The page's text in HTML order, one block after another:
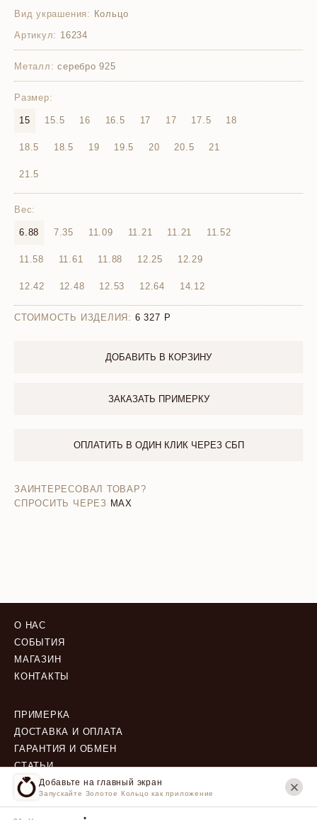
Добавьте на главный экран
Запускайте Золотое Кольцо как приложение
Вид украшения: Кольцо
Артикул: 16234
Металл: серебро 925
Размер:
15 15.5 16 16.5 17 17 17.5 18
18.5 18.5 19 19.5 20 20.5 21
21.5
Вес:
6.88 7.35 11.09 11.21 11.21 11.52
11.58 11.61 11.88 12.25 12.29
12.42 12.48 12.53 12.64 14.12
СТОИМОСТЬ ИЗДЕЛИЯ: 6 327
ДОБАВИТЬ В КОРЗИНУ
ЗАКАЗАТЬ ПРИМЕРКУ
ОПЛАТИТЬ В ОДИН КЛИК ЧЕРЕЗ СБП
ЗАИНТЕРЕСОВАЛ ТОВАР?
СПРОСИТЬ ЧЕРЕЗ MAX
О НАС
СОБЫТИЯ
МАГАЗИН
КОНТАКТЫ
ПРИМЕРКА
ДОСТАВКА И ОПЛАТА
ГАРАНТИЯ И ОБМЕН
СТАТЬИ
ПОЛИТИКА КОНФИДЕНЦИАЛЬНОСТИ